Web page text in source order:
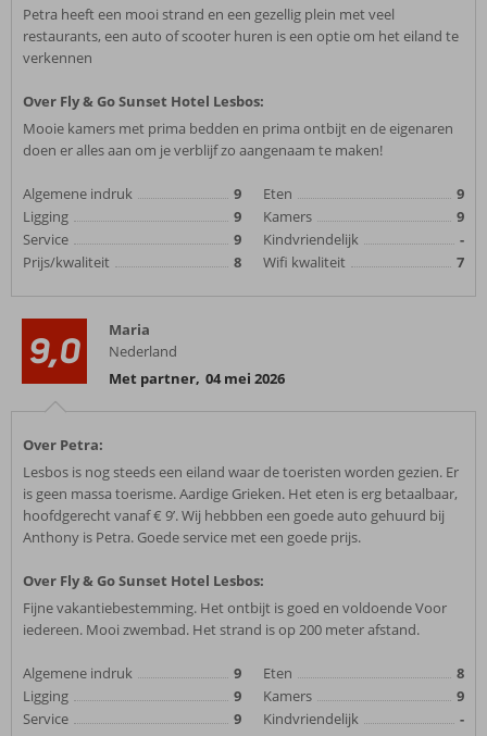
Petra heeft een mooi strand en een gezellig plein met veel
restaurants, een auto of scooter huren is een optie om het eiland te
verkennen
Over Fly & Go Sunset Hotel Lesbos:
Mooie kamers met prima bedden en prima ontbijt en de eigenaren
doen er alles aan om je verblijf zo aangenaam te maken!
Algemene indruk
9
Ligging
9
Service
9
Prijs/kwaliteit
8
Eten
9
Kamers
9
Kindvriendelijk
-
Wifi kwaliteit
7
9,0
Maria
Nederland
Met partner, 04 mei 2026
Over Petra:
Lesbos is nog steeds een eiland waar de toeristen worden gezien. Er
is geen massa toerisme. Aardige Grieken. Het eten is erg betaalbaar,
hoofdgerecht vanaf € 9’. Wij hebbben een goede auto gehuurd bij
Anthony is Petra. Goede service met een goede prijs.
Over Fly & Go Sunset Hotel Lesbos:
Fijne vakantiebestemming. Het ontbijt is goed en voldoende Voor
iedereen. Mooi zwembad. Het strand is op 200 meter afstand.
Algemene indruk
9
Ligging
9
Service
9
Eten
8
Kamers
9
Kindvriendelijk
-